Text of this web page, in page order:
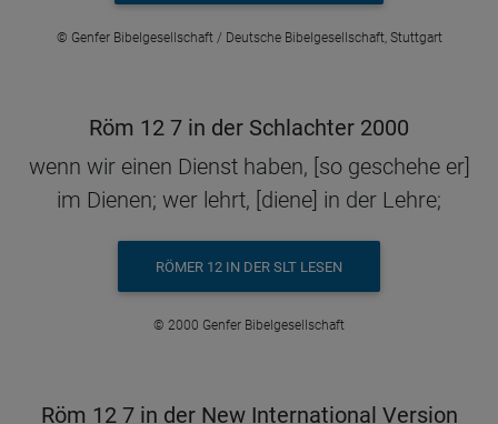
© Genfer Bibelgesellschaft / Deutsche Bibelgesellschaft, Stuttgart
Röm 12 7 in der Schlachter 2000
wenn wir einen Dienst haben, [so geschehe er]
im Dienen; wer lehrt, [diene] in der Lehre;
RÖMER 12 IN DER SLT LESEN
© 2000 Genfer Bibelgesellschaft
Röm 12 7 in der New International Version